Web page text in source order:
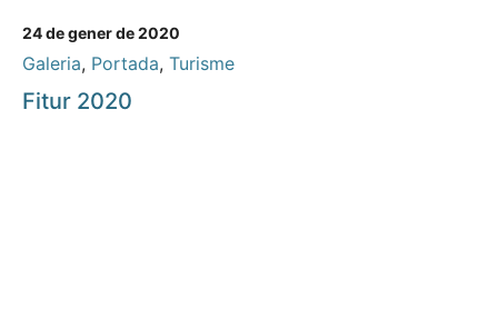
24 de gener de 2020
Galeria, Portada, Turisme
Fitur 2020